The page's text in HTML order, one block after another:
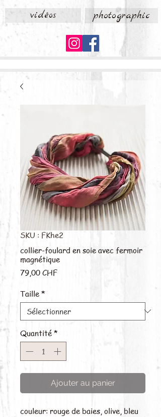
vidéos photographic
SKU : FKhe2
collier-foulard en soie avec fermoir
magnétique
79,00 CHFPrix
Taille *
Quantité *
Ajouter au panier
couleur: rouge de baies, olive, bleu